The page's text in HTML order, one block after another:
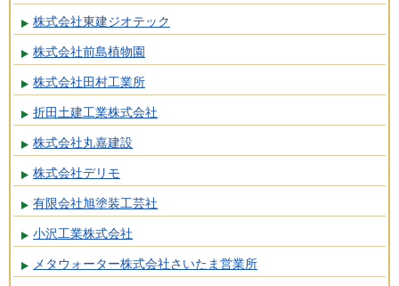
株式会社東建ジオテック
株式会社前島植物園
株式会社田村工業所
折田土建工業株式会社
株式会社丸嘉建設
株式会社デリモ
有限会社旭塗装工芸社
小沢工業株式会社
メタウォーター株式会社さいたま営業所